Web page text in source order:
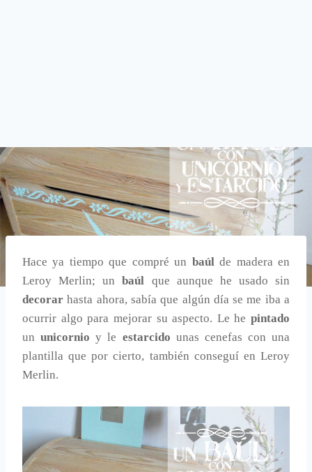
Hace ya tiempo que compré un baúlde madera en
Leroy Merlin; unbaúl que aunque he usado sin
decorarhasta ahora, sabía que algún día se me iba a
ocurrir algo para mejorar su aspecto. Le he pintado
ununicornioy le estarcido unas cenefas con una
plantilla que por cierto, también conseguí en Leroy
Merlin.